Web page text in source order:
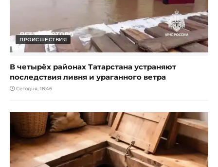
ПРОИСШЕСТВИЯ
В четырёх районах Татарстана устраняют
последствия ливня и ураганного ветра
Сегодня, 18:46